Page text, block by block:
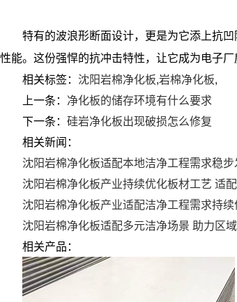
特有的波浪形断面设计，更是为它添上抗
性能。这份强悍的抗冲击特性，让它成为电子
相关标签： 沈阳岩棉净化板,岩棉净化板,
上一条： 净化板的储存环境有什么要求
下一条： 硅岩净化板出现破损怎么修复
相关新闻：
沈阳岩棉净化板适配本地洁净工程需求稳
沈阳岩棉净化板产业持续优化板材工艺 适
沈阳岩棉净化板产业适配洁净工程需求持
沈阳岩棉净化板适配多元洁净场景 助力区
相关产品：